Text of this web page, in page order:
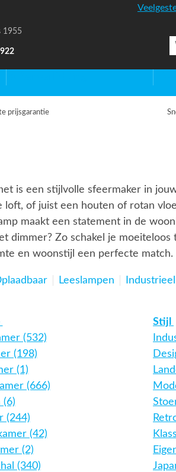
1955
prijsgarantie
is een stijlvolle sfeermaker in
loft, of juist een houten of rotan
maakt een statement in de
dimmer? Zo schakel je
en woonstijl een perfecte
Leeslampen Industrieel
(532)
(198)
(1)
(666)
(6)
(244)
(42)
(2)
(340)
Stijl